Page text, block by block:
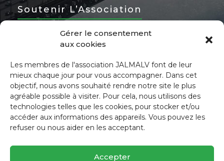
Gérer le consentement
aux cookies
Les membres de l'association JALMALV font de leur
mieux chaque jour pour vous accompagner. Dans cet
objectif, nous avons souhaité rendre notre site le plus
agréable possible à visiter. Pour cela, nous utilisons des
technologies telles que les cookies, pour stocker et/ou
accéder aux informations des appareils. Vous pouvez les
refuser ou nous aider en les acceptant.
Accepter
Soutenir L’Association
Devenir Bénévole
Nous soutenir
Ressources à partager